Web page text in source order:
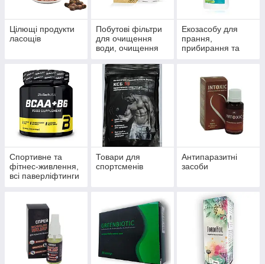
Цілющі продукти
ласощів
Побутові фільтри
для очищення
води, очищення
водопостачання й
опалення
Екозасобу для
прання,
прибирання та
Спортивне та
фітнес-живлення,
всі паверліфтинги
Товари для
спортсменів
Антипаразитні
засоби